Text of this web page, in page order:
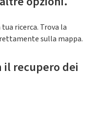
ricerca. Trova la
sulla mappa.
il recupero dei